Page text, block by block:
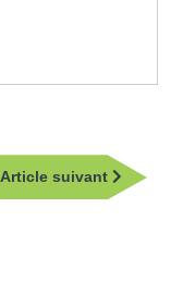
Article suivant
Article